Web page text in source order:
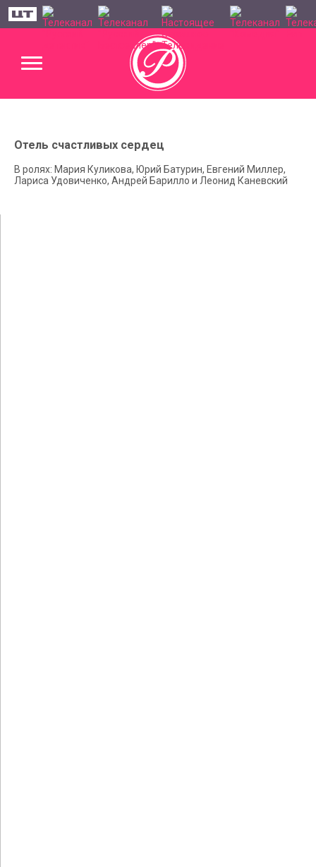
Отель счастливых сердец
В ролях: Мария Куликова, Юрий Батурин, Евгений Миллер,
Лариса Удовиченко, Андрей Барилло и Леонид Каневский